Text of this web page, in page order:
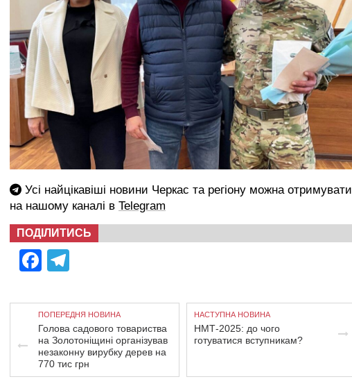
Усі найцікавіші новини Черкас та регіону можна отримувати
на нашому каналі в Telegram
ПОДІЛИТИСЬ
Facebook
ПОПЕРЕДНЯ НОВИНА
Голова садового товариства
на Золотоніщині організував
незаконну вирубку дерев на
770 тис грн
НАСТУПНА НОВИНА
НМТ-2025: до чого
готуватися вступникам?